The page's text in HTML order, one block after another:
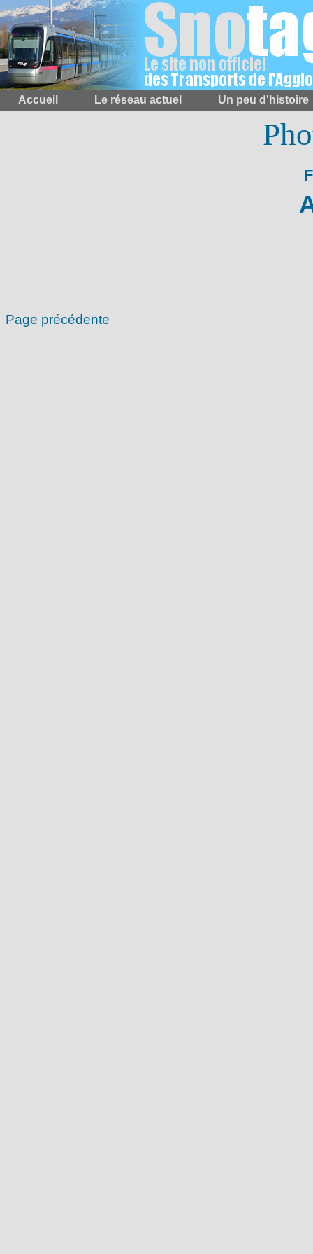
Accueil Le réseau actuel Un peu d'histoire
Page précédente